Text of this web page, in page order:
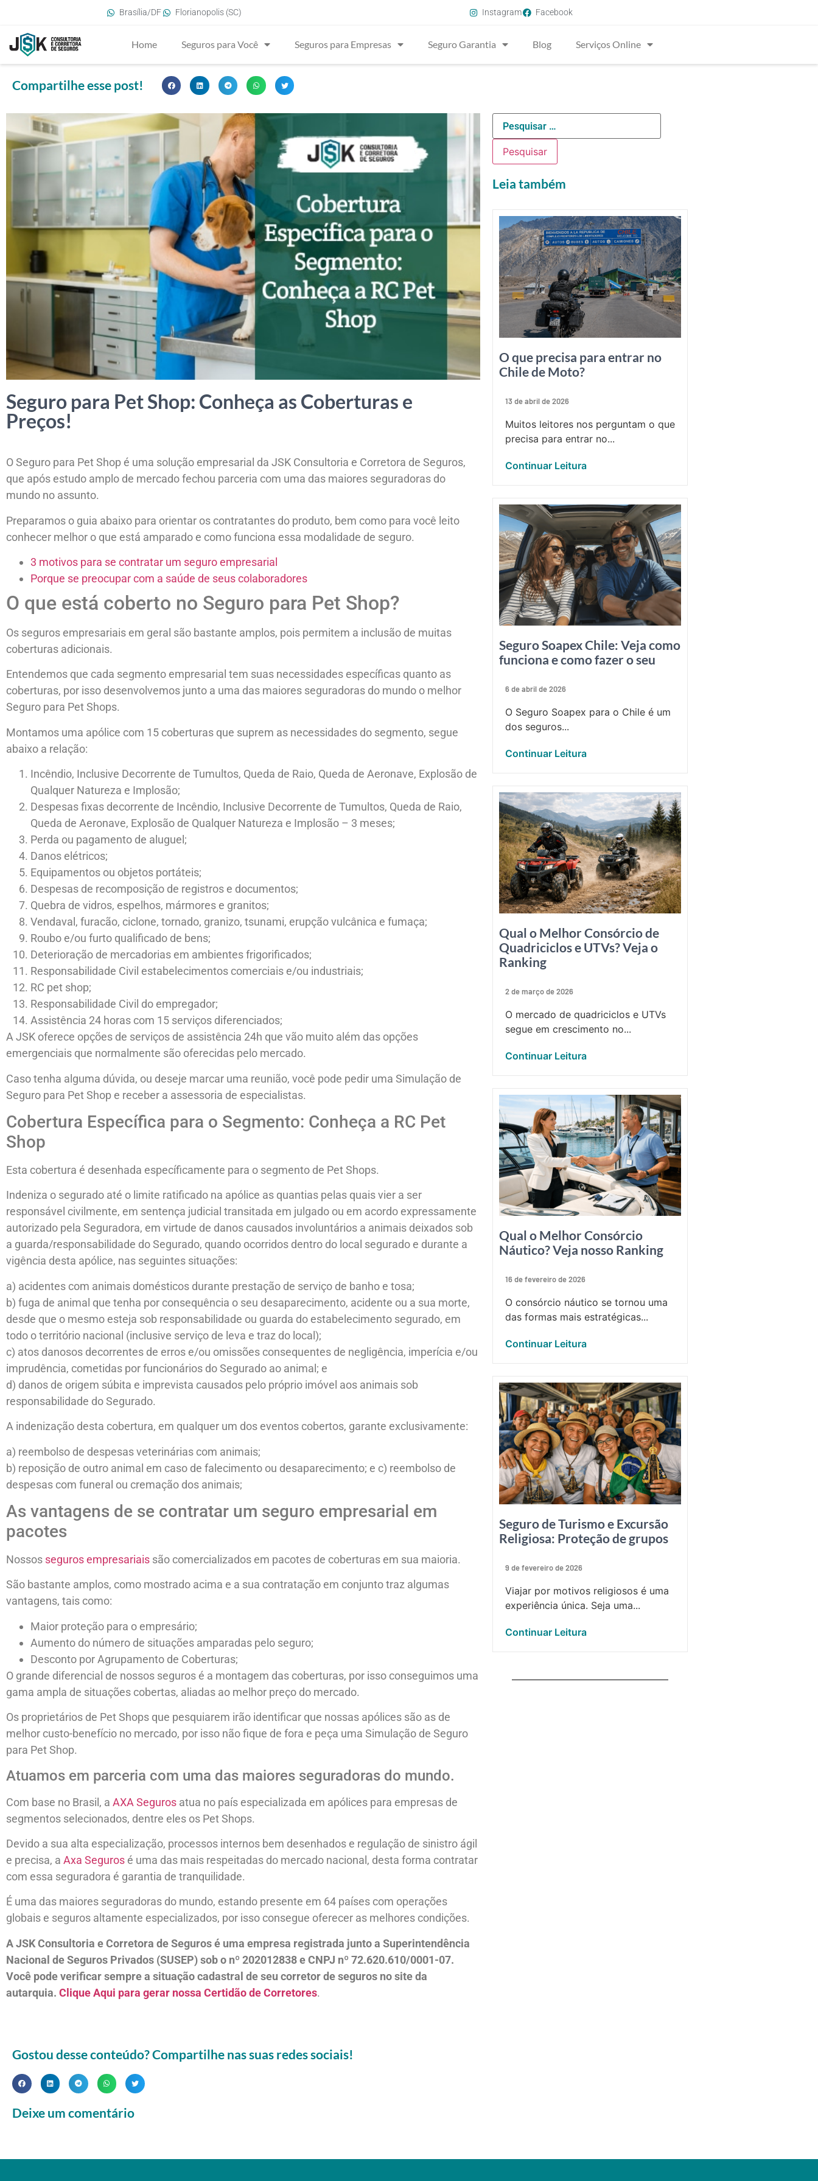
Brasília/DF Florianopolis (SC) Instagram Facebook
Home Seguros para Você Seguros para Empresas Seguro Garantia Blog Serviços Online
Compartilhe esse post!
Seguro para Pet Shop: Conheça as Coberturas e
Preços!
O Seguro para Pet Shop é uma solução empresarial da JSK Consultoria e Corretora de Seguros,
que após estudo amplo de mercado fechou parceria com uma das maiores seguradoras do
mundo no assunto.
Preparamos o guia abaixo para orientar os contratantes do produto, bem como para você leito
conhecer melhor o que está amparado e como funciona essa modalidade de seguro.
3 motivos para se contratar um seguro empresarial
Porque se preocupar com a saúde de seus colaboradores
O que está coberto no Seguro para Pet Shop?
Os seguros empresariais em geral são bastante amplos, pois permitem a inclusão de muitas
coberturas adicionais.
Entendemos que cada segmento empresarial tem suas necessidades específicas quanto as
coberturas, por isso desenvolvemos junto a uma das maiores seguradoras do mundo o melhor
Seguro para Pet Shops.
Montamos uma apólice com 15 coberturas que suprem as necessidades do segmento, segue
abaixo a relação:
Incêndio, Inclusive Decorrente de Tumultos, Queda de Raio, Queda de Aeronave, Explosão de
Qualquer Natureza e Implosão;
Despesas fixas decorrente de Incêndio, Inclusive Decorrente de Tumultos, Queda de Raio,
Queda de Aeronave, Explosão de Qualquer Natureza e Implosão – 3 meses;
Perda ou pagamento de aluguel;
Danos elétricos;
Equipamentos ou objetos portáteis;
Despesas de recomposição de registros e documentos;
Quebra de vidros, espelhos, mármores e granitos;
Vendaval, furacão, ciclone, tornado, granizo, tsunami, erupção vulcânica e fumaça;
Roubo e/ou furto qualificado de bens;
Deterioração de mercadorias em ambientes frigorificados;
Responsabilidade Civil estabelecimentos comerciais e/ou industriais;
RC pet shop;
Responsabilidade Civil do empregador;
Assistência 24 horas com 15 serviços diferenciados;
A JSK oferece opções de serviços de assistência 24h que vão muito além das opções
emergenciais que normalmente são oferecidas pelo mercado.
Caso tenha alguma dúvida, ou deseje marcar uma reunião, você pode pedir uma Simulação de
Seguro para Pet Shop e receber a assessoria de especialistas.
Cobertura Específica para o Segmento: Conheça a RC Pet
Shop
Esta cobertura é desenhada específicamente para o segmento de Pet Shops.
Indeniza o segurado até o limite ratificado na apólice as quantias pelas quais vier a ser
responsável civilmente, em sentença judicial transitada em julgado ou em acordo expressamente
autorizado pela Seguradora, em virtude de danos causados involuntários a animais deixados sob
a guarda/responsabilidade do Segurado, quando ocorridos dentro do local segurado e durante a
vigência desta apólice, nas seguintes situações:
a) acidentes com animais domésticos durante prestação de serviço de banho e tosa;
b) fuga de animal que tenha por consequência o seu desaparecimento, acidente ou a sua morte,
desde que o mesmo esteja sob responsabilidade ou guarda do estabelecimento segurado, em
todo o território nacional (inclusive serviço de leva e traz do local);
c) atos danosos decorrentes de erros e/ou omissões consequentes de negligência, imperícia e/ou
imprudência, cometidas por funcionários do Segurado ao animal; e
d) danos de origem súbita e imprevista causados pelo próprio imóvel aos animais sob
responsabilidade do Segurado.
A indenização desta cobertura, em qualquer um dos eventos cobertos, garante exclusivamente:
a) reembolso de despesas veterinárias com animais;
b) reposição de outro animal em caso de falecimento ou desaparecimento; e c) reembolso de
despesas com funeral ou cremação dos animais;
As vantagens de se contratar um seguro empresarial em
pacotes
Nossos seguros empresariais são comercializados em pacotes de coberturas em sua maioria.
São bastante amplos, como mostrado acima e a sua contratação em conjunto traz algumas
vantagens, tais como:
Maior proteção para o empresário;
Aumento do número de situações amparadas pelo seguro;
Desconto por Agrupamento de Coberturas;
O grande diferencial de nossos seguros é a montagem das coberturas, por isso conseguimos uma
gama ampla de situações cobertas, aliadas ao melhor preço do mercado.
Os proprietários de Pet Shops que pesquiarem irão identificar que nossas apólices são as de
melhor custo-benefício no mercado, por isso não fique de fora e peça uma Simulação de Seguro
para Pet Shop.
Atuamos em parceria com uma das maiores seguradoras do mundo.
Com base no Brasil, a AXA Seguros atua no país especializada em apólices para empresas de
segmentos selecionados, dentre eles os Pet Shops.
Devido a sua alta especialização, processos internos bem desenhados e regulação de sinistro ágil
e precisa, a Axa Seguros é uma das mais respeitadas do mercado nacional, desta forma contratar
com essa seguradora é garantia de tranquilidade.
É uma das maiores seguradoras do mundo, estando presente em 64 países com operações
globais e seguros altamente especializados, por isso consegue oferecer as melhores condições.
A JSK Consultoria e Corretora de Seguros é uma empresa registrada junto a Superintendência
Nacional de Seguros Privados (SUSEP) sob o nº 202012838 e CNPJ nº 72.620.610/0001-07.
Você pode verificar sempre a situação cadastral de seu corretor de seguros no site da
autarquia. Clique Aqui para gerar nossa Certidão de Corretores.
Gostou desse conteúdo? Compartilhe nas suas redes sociais!
Deixe um comentário
Leia também
O que precisa para entrar no
Chile de Moto?
13 de abril de 2026
Muitos leitores nos perguntam o que
precisa para entrar no...
Continuar Leitura
Seguro Soapex Chile: Veja como
funciona e como fazer o seu
6 de abril de 2026
O Seguro Soapex para o Chile é um
dos seguros...
Continuar Leitura
Qual o Melhor Consórcio de
Quadriciclos e UTVs? Veja o
Ranking
2 de março de 2026
O mercado de quadriciclos e UTVs
segue em crescimento no...
Continuar Leitura
Qual o Melhor Consórcio
Náutico? Veja nosso Ranking
16 de fevereiro de 2026
O consórcio náutico se tornou uma
das formas mais estratégicas...
Continuar Leitura
Seguro de Turismo e Excursão
Religiosa: Proteção de grupos
9 de fevereiro de 2026
Viajar por motivos religiosos é uma
experiência única. Seja uma...
Continuar Leitura